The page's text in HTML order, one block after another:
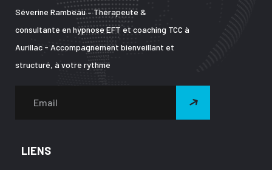
Séverine Rambeau – Thérapeute &
consultante en hypnose EFT et coaching TCC à
Aurillac - Accompagnement bienveillant et
structuré, à votre rythme
LIENS